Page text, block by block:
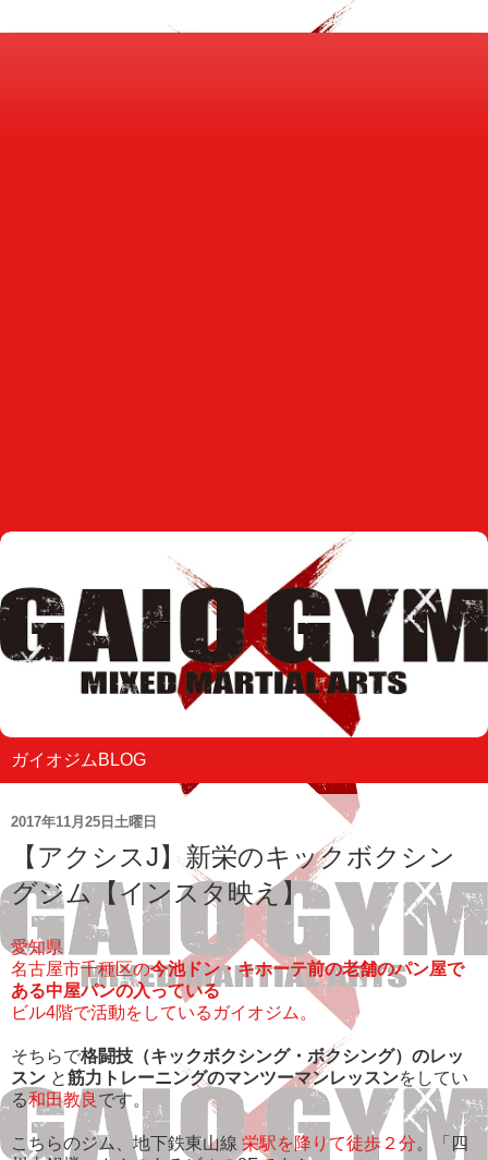
ガイオジムBLOG
2017年11月25日土曜日
【アクシスJ】新栄のキックボクシン
グジム【インスタ映え】
愛知県
名古屋市千種区の今池ドン・キホーテ前の老舗のパン屋で
ある中屋パンの入っている
ビル4階で活動をしているガイオジム。
そちらで格闘技（キックボクシング・ボクシング）のレッ
スン と筋力トレーニングのマンツーマンレッスンをしてい
る和田教良 です。
こちらのジム、地下鉄東山線栄駅を降りて徒歩２分。「四